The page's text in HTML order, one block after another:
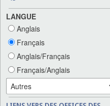
LANGUE
Anglais
Français
Anglais/Français
Français/Anglais